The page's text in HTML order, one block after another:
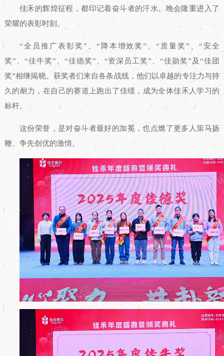
佳禾的辉煌征程，都印记着奋斗者的汗水。晚会隆重进入了
荣耀的表彰时刻。
“全员推广表彰奖”、“降本增效奖”、“质量奖”、“安全
奖”、“佳牛奖”、“佳德奖”、“资深员工奖”、“佳勋奖”及“佳团
奖”相继揭晓。获奖者们来自各条战线，他们以卓越的专注力与持
久的耐力，在自己的赛道上跑出了佳绩，成为全体佳禾人学习的
标杆。
这份荣誉，是对奋斗者最好的加冕，也点燃了更多人策马扬
鞭、争先创优的激情。